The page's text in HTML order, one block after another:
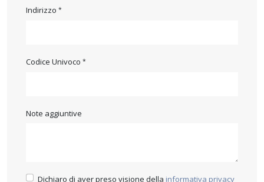
Indirizzo
Codice Univoco
Note aggiuntive
Dichiaro di aver preso visione della informativa privacy